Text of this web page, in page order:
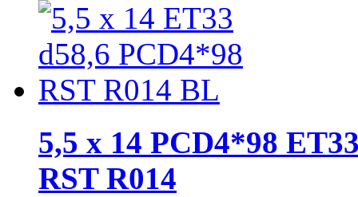
5,5 x 14 PCD4*98
RST R014